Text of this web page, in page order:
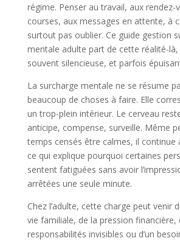
régime. Penser au travail, aux rendez-
courses, aux messages en attente, à
surtout pas oublier. Ce guide gestion
mentale adulte part de cette réalité-
souvent silencieuse, et parfois
La surcharge mentale ne se résume
beaucoup de choses à faire. Elle
un trop-plein intérieur. Le cerveau
anticipe, compense, surveille. Même
temps censés être calmes, il continue
ce qui explique pourquoi certaines
sentent fatiguées sans avoir
arrêtées une seule minute.
Chez l’adulte, cette charge peut venir
vie familiale, de la pression financière,
responsabilités invisibles ou d’un